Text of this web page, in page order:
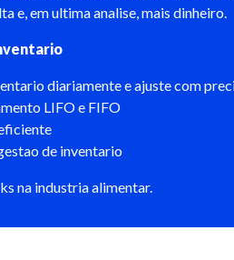
e, em ultima analise, mais dinheiro.
diariamente e ajuste com
LIFO e FIFO
de inventario
na industria alimentar.